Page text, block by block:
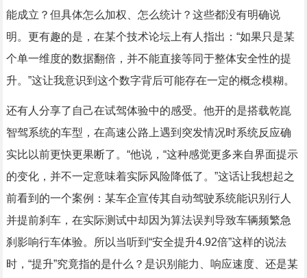
能成立？但具体怎么加权、怎么统计？这些都没有明确说
明。更有趣的是，在某个技术论坛上有人指出：“如果只是某
个单一维度的数据翻倍，并不能直接等同于整体安全性的提
升。”这让我意识到这个数字背后可能存在一定的概念模糊。
还有人分享了自己在试驾体验中的感受。他开的是搭载乾崑
智驾系统的车型，在高速公路上遇到突发情况时系统反应确
实比以前更快更果断了。“他说，“这种感觉更多来自界面提示
的变化，并不一定意味着实际风险降低了。”这话让我想起之
前看到的一个案例：某车企宣传其自动驾驶系统能识别行人
并提前刹车，在实际测试中却因为算法误判导致车辆频繁急
刹影响行车体验。所以当听到“安全提升4.92倍”这样的说法
时，“提升”究竟指的是什么？是识别能力、响应速度、还是某